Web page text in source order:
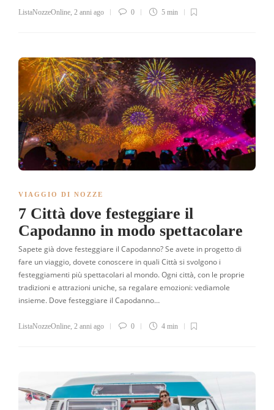
ListaNozzeOnline, 2 anni ago 0 5 min
VIAGGIO DI NOZZE
7 Città dove festeggiare il
Capodanno in modo spettacolare
Sapete già dove festeggiare il Capodanno? Se avete in progetto di
fare un viaggio, dovete conoscere in quali Città si svolgono i
festeggiamenti più spettacolari al mondo. Ogni città, con le proprie
tradizioni e attrazioni uniche, sa regalare emozioni: vediamole
insieme. Dove festeggiare il Capodanno…
ListaNozzeOnline, 2 anni ago 0 4 min